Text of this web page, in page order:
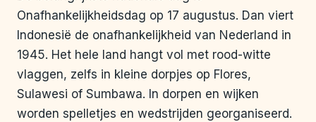
Onafhankelijkheidsdag op 17 augustus. Dan viert
Indonesië de onafhankelijkheid van Nederland in
1945. Het hele land hangt vol met rood-witte
vlaggen, zelfs in kleine dorpjes op Flores,
Sulawesi of Sumbawa. In dorpen en wijken
worden spelletjes en wedstrijden georganiseerd.